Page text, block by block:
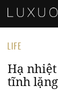
LIFE
Hạ
tĩnh